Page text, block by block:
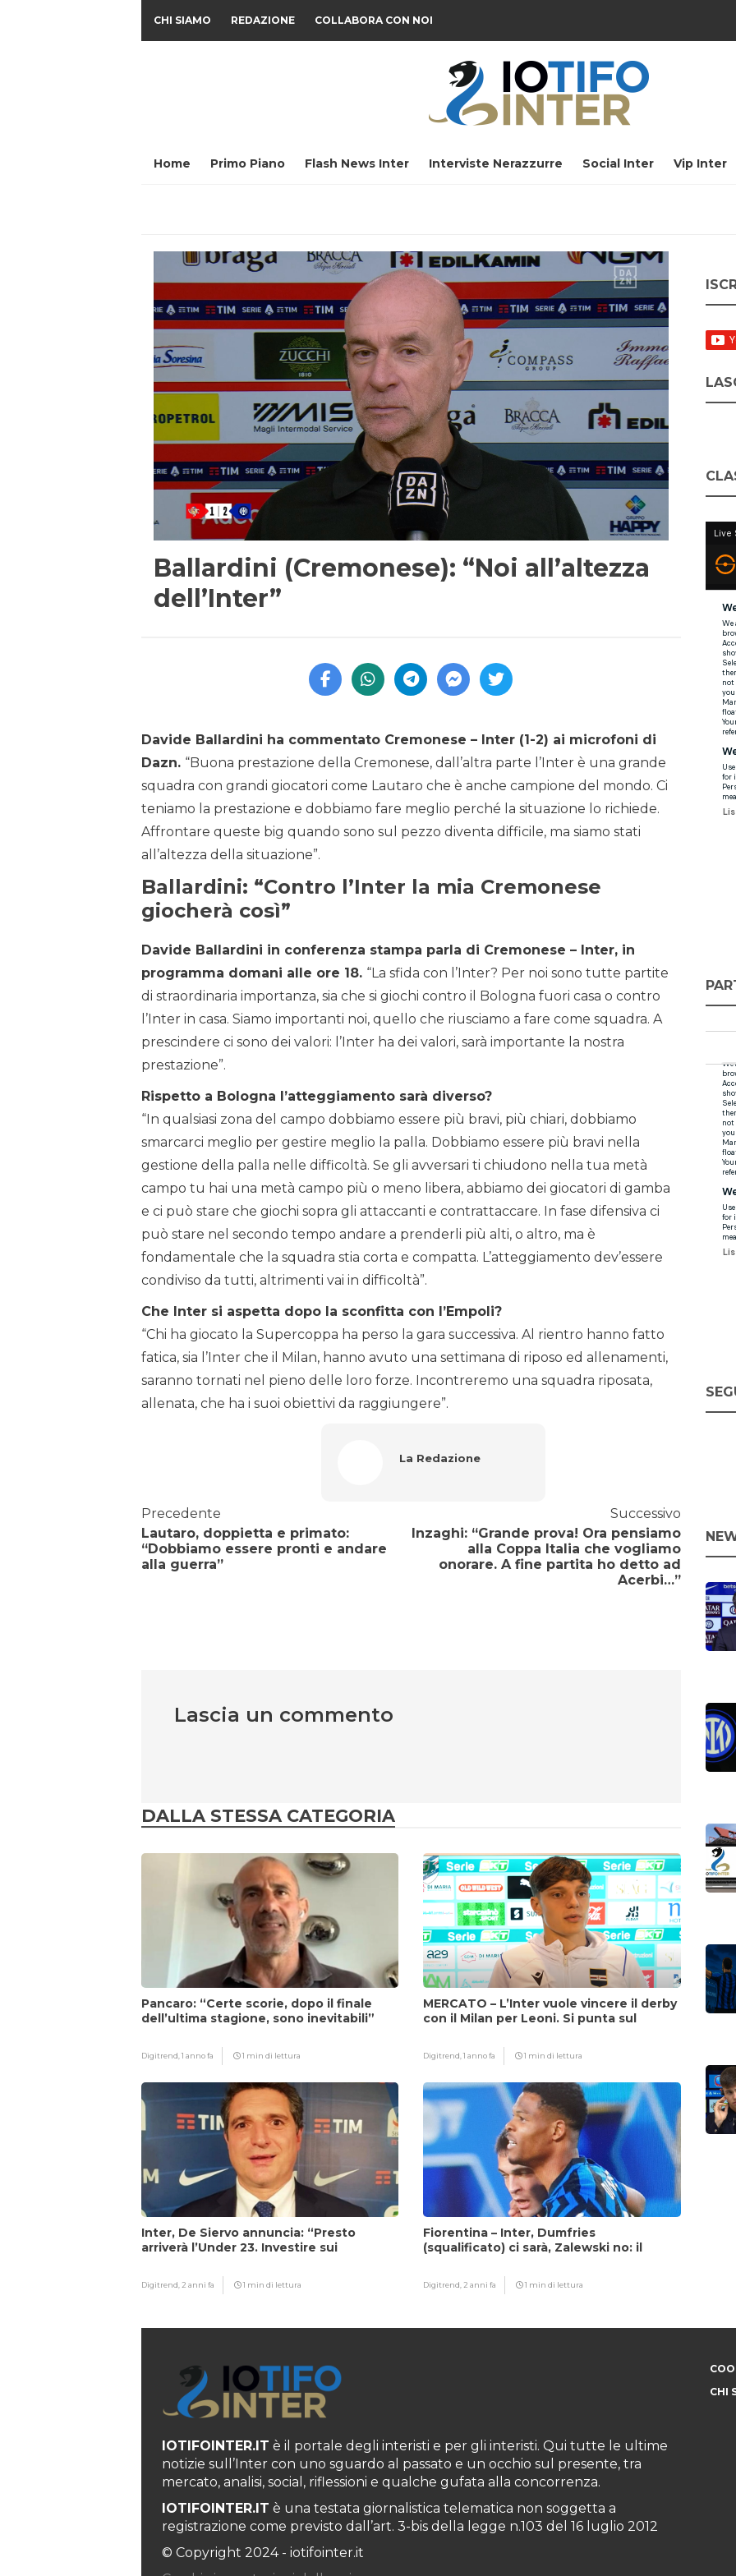
CHI SIAMO REDAZIONE COLLABORA CON NOI
Home Primo Piano Flash News Inter Interviste Nerazzurre Social Inter Vip Inter
Ballardini (Cremonese): “Noi all’altezza
dell’Inter”
Davide Ballardini ha commentato Cremonese – Inter (1-2) ai microfoni di
Dazn. “Buona prestazione della Cremonese, dall’altra parte l’Inter è una grande
squadra con grandi giocatori come Lautaro che è anche campione del mondo. Ci
teniamo la prestazione e dobbiamo fare meglio perché la situazione lo richiede.
Affrontare queste big quando sono sul pezzo diventa difficile, ma siamo stati
all’altezza della situazione”.
Ballardini: “Contro l’Inter la mia Cremonese
giocherà così”
Davide Ballardini in conferenza stampa parla di Cremonese – Inter, in
programma domani alle ore 18. “La sfida con l’Inter? Per noi sono tutte partite
di straordinaria importanza, sia che si giochi contro il Bologna fuori casa o contro
l’Inter in casa. Siamo importanti noi, quello che riusciamo a fare come squadra. A
prescindere ci sono dei valori: l’Inter ha dei valori, sarà importante la nostra
prestazione”.
Rispetto a Bologna l’atteggiamento sarà diverso?
“In qualsiasi zona del campo dobbiamo essere più bravi, più chiari, dobbiamo
smarcarci meglio per gestire meglio la palla. Dobbiamo essere più bravi nella
gestione della palla nelle difficoltà. Se gli avversari ti chiudono nella tua metà
campo tu hai una metà campo più o meno libera, abbiamo dei giocatori di gamba
e ci può stare che giochi sopra gli attaccanti e contrattaccare. In fase difensiva ci
può stare nel secondo tempo andare a prenderli più alti, o altro, ma è
fondamentale che la squadra stia corta e compatta. L’atteggiamento dev’essere
condiviso da tutti, altrimenti vai in difficoltà”.
Che Inter si aspetta dopo la sconfitta con l’Empoli?
“Chi ha giocato la Supercoppa ha perso la gara successiva. Al rientro hanno fatto
fatica, sia l’Inter che il Milan, hanno avuto una settimana di riposo ed allenamenti,
saranno tornati nel pieno delle loro forze. Incontreremo una squadra riposata,
allenata, che ha i suoi obiettivi da raggiungere”.
La Redazione
Precedente
Lautaro, doppietta e primato:
“Dobbiamo essere pronti e andare
alla guerra”
Successivo
Inzaghi: “Grande prova! Ora pensiamo
alla Coppa Italia che vogliamo
onorare. A fine partita ho detto ad
Acerbi…”
Lascia un commento
DALLA STESSA CATEGORIA
Pancaro: “Certe scorie, dopo il finale
dell’ultima stagione, sono inevitabili”
Digitrend,1 anno fa 1 min di lettura
MERCATO – L’Inter vuole vincere il derby
con il Milan per Leoni. Si punta sul
Digitrend,1 anno fa 1 min di lettura
Inter, De Siervo annuncia: “Presto
arriverà l’Under 23. Investire sui
Digitrend,2 anni fa 1 min di lettura
Fiorentina – Inter, Dumfries
(squalificato) ci sarà, Zalewski no: il
Digitrend,2 anni fa 1 min di lettura
IOTIFOINTER.IT è il portale degli interisti e per gli interisti. Qui tutte le ultime
notizie sull’Inter con uno sguardo al passato e un occhio sul presente, tra
mercato, analisi, social, riflessioni e qualche gufata alla concorrenza.
IOTIFOINTER.IT è una testata giornalistica telematica non soggetta a
registrazione come previsto dall’art. 3-bis della legge n.103 del 16 luglio 2012
© Copyright 2024 - iotifointer.it
CHI